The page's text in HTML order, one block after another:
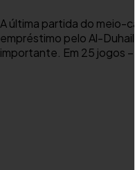
A última partida do meio-
empréstimo pelo Al-
importante. Em 25 jogos